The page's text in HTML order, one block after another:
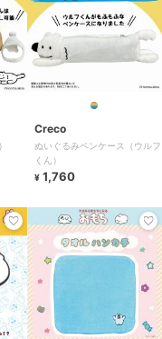
Creco
ぬいぐるみペンケース（ウルフ
くん）
¥ 1,760